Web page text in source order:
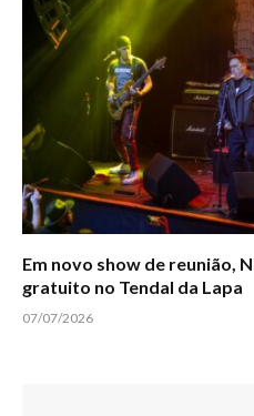
Em novo show de reunião,
gratuito no Tendal da Lapa
07/07/2026